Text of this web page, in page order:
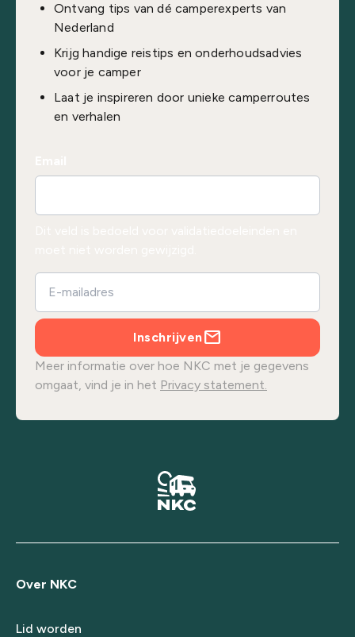
Ontvang tips van dé camperexperts van
Nederland
Krijg handige reistips en onderhoudsadvies
voor je camper
Laat je inspireren door unieke camperroutes
en verhalen
Inschrijven
Meer informatie over hoe NKC met je gegevens
omgaat, vind je in het Privacy statement.
Over NKC
Lid worden